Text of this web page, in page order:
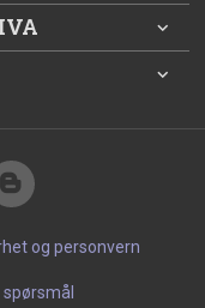
og personvern